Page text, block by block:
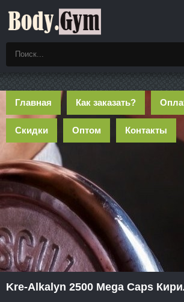
Главная Как заказать?
Скидки Оптом Контакты
Kre-Alkalyn 2500 Mega Caps